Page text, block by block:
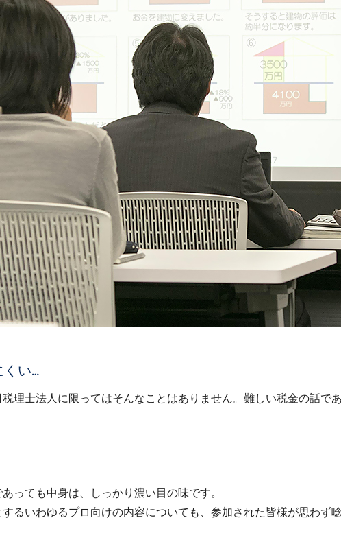
くい…
理士法人に限ってはそんなことはありません。難しい税金の話で
っても中身は、しっかり濃い目の味です。
るいわゆるプロ向けの内容についても、参加された皆様が思わず